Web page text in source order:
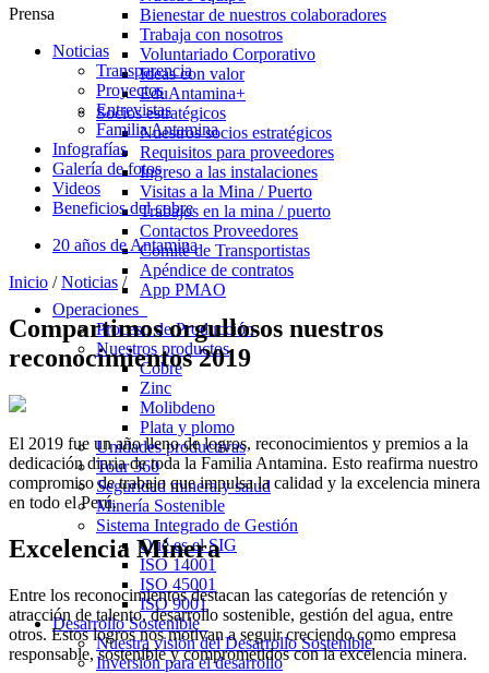
Bienestar de nuestros colaboradores
Trabaja con nosotros
Voluntariado Corporativo
Ideas con valor
EduAntamina+
Socios estratégicos
Nuestros socios estratégicos
Requisitos para proveedores
Ingreso a las instalaciones
Visitas a la Mina / Puerto
Trabajos en la mina / puerto
Contactos Proveedores
Comité de Transportistas
Apéndice de contratos
App PMAO
Operaciones
Proceso de Producción
Nuestros productos
Cobre
Zinc
Molibdeno
Plata y plomo
Unidades productivas
Tour 360
Seguridad minera y salud
Minería Sostenible
Sistema Integrado de Gestión
Qué es el SIG
ISO 14001
ISO 45001
ISO 9001
Desarrollo Sostenible
Nuestra visión del Desarrollo Sostenible
Inversión para el desarrollo
Prensa
Noticias
Transparencia
Proyectos
Entrevistas
Familia Antamina
Infografías
Galería de fotos
Videos
Beneficios del cobre
20 años de Antamina
Inicio /Noticias /
Compartimos orgullosos nuestros
reconocimientos 2019
El 2019 fue un año lleno de logros, reconocimientos y premios a la
dedicación diaria de toda la Familia Antamina. Esto reafirma nuestro
compromiso de trabajo que impulsa la calidad y la excelencia minera
en todo el Perú.
Excelencia Minera
Entre los reconocimientos destacan las categorías de retención y
atracción de talento, desarrollo sostenible, gestión del agua, entre
otros. Estos logros nos motivan a seguir creciendo como empresa
responsable, sostenible y comprometidos con la excelencia minera.